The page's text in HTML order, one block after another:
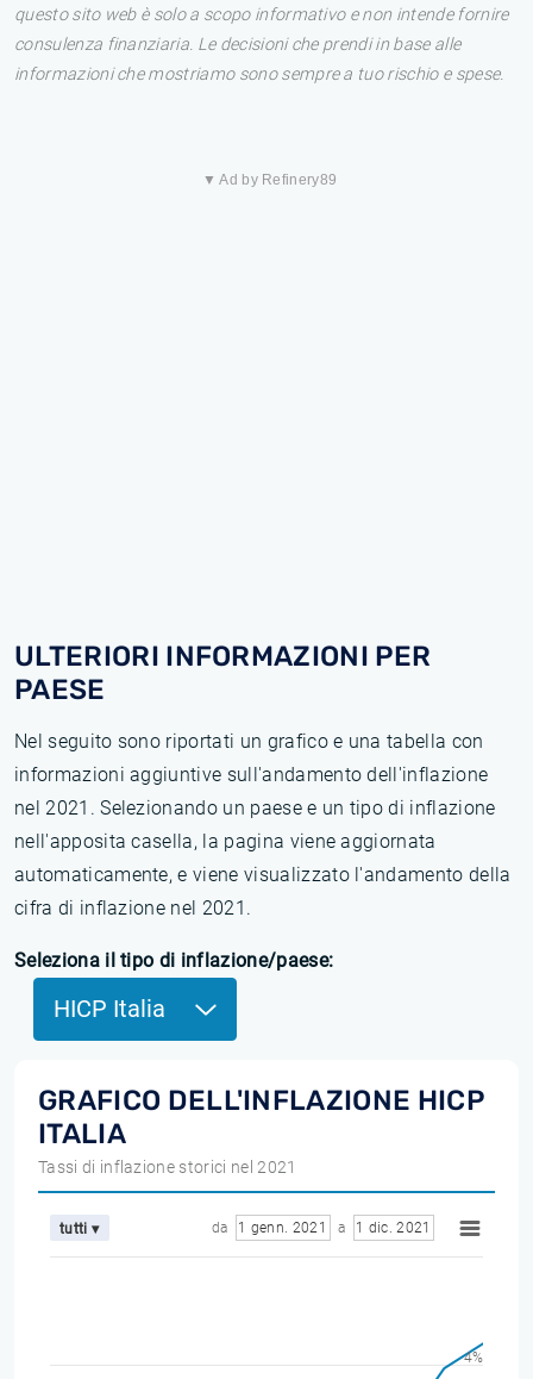
questo sito web è solo a scopo informativo e non intende fornire
consulenza finanziaria. Le decisioni che prendi in base alle
informazioni che mostriamo sono sempre a tuo rischio e spese.
▼ Ad by Refinery89
ULTERIORI INFORMAZIONI PER
PAESE
Nel seguito sono riportati un grafico e una tabella con
informazioni aggiuntive sull'andamento dell'inflazione
nel 2021. Selezionando un paese e un tipo di inflazione
nell'apposita casella, la pagina viene aggiornata
automaticamente, e viene visualizzato l'andamento della
cifra di inflazione nel 2021.
Seleziona il tipo di inflazione/paese:
HICP Italia
GRAFICO DELL'INFLAZIONE HICP
ITALIA
Tassi di inflazione storici nel 2021
tutti ▾ da 1 genn. 2021 a 1 dic. 2021
4%